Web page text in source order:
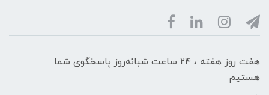
هفت روز هفته ، ۲۴ ساعت شبانه‌روز پاسخگوی شما
هستیم